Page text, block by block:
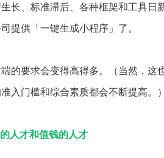
长、标准滞后、各种框架和工具日
提供「一键生成小程序」了。
的要求会变得高得多。（当然，这
入门槛和综合素质都会不断提高。）
人才和值钱的人才